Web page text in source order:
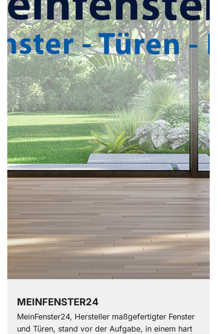
MEINFENSTER24
MeinFenster24, Hersteller maßgefertigter Fenster
und Türen, stand vor der Aufgabe, in einem hart